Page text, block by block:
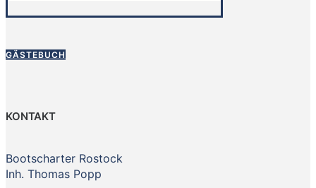
GÄSTEBUCH
KONTAKT
Bootscharter Rostock
Inh. Thomas Popp